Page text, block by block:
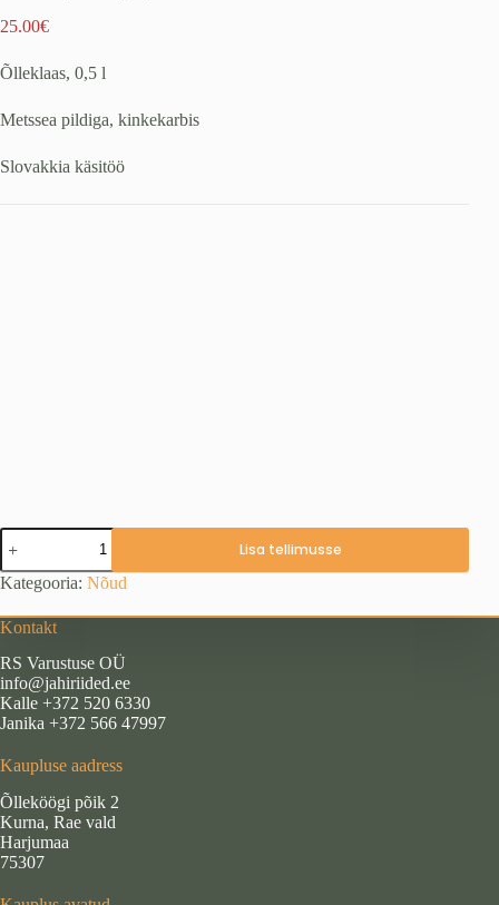
25.00€
Õlleklaas, 0,5 l
Metssea pildiga, kinkekarbis
Slovakkia käsitöö
Õlleklaas,
metssiga
0,5
l
Lisa tellimusse
Kategooria: Nõud
Kontakt
RS Varustuse OÜ
info@jahiriided.ee
Kalle +372 520 6330
Janika +372 566 47997
Kaupluse aadress
Õlleköögi põik 2
Kurna, Rae vald
Harjumaa
75307